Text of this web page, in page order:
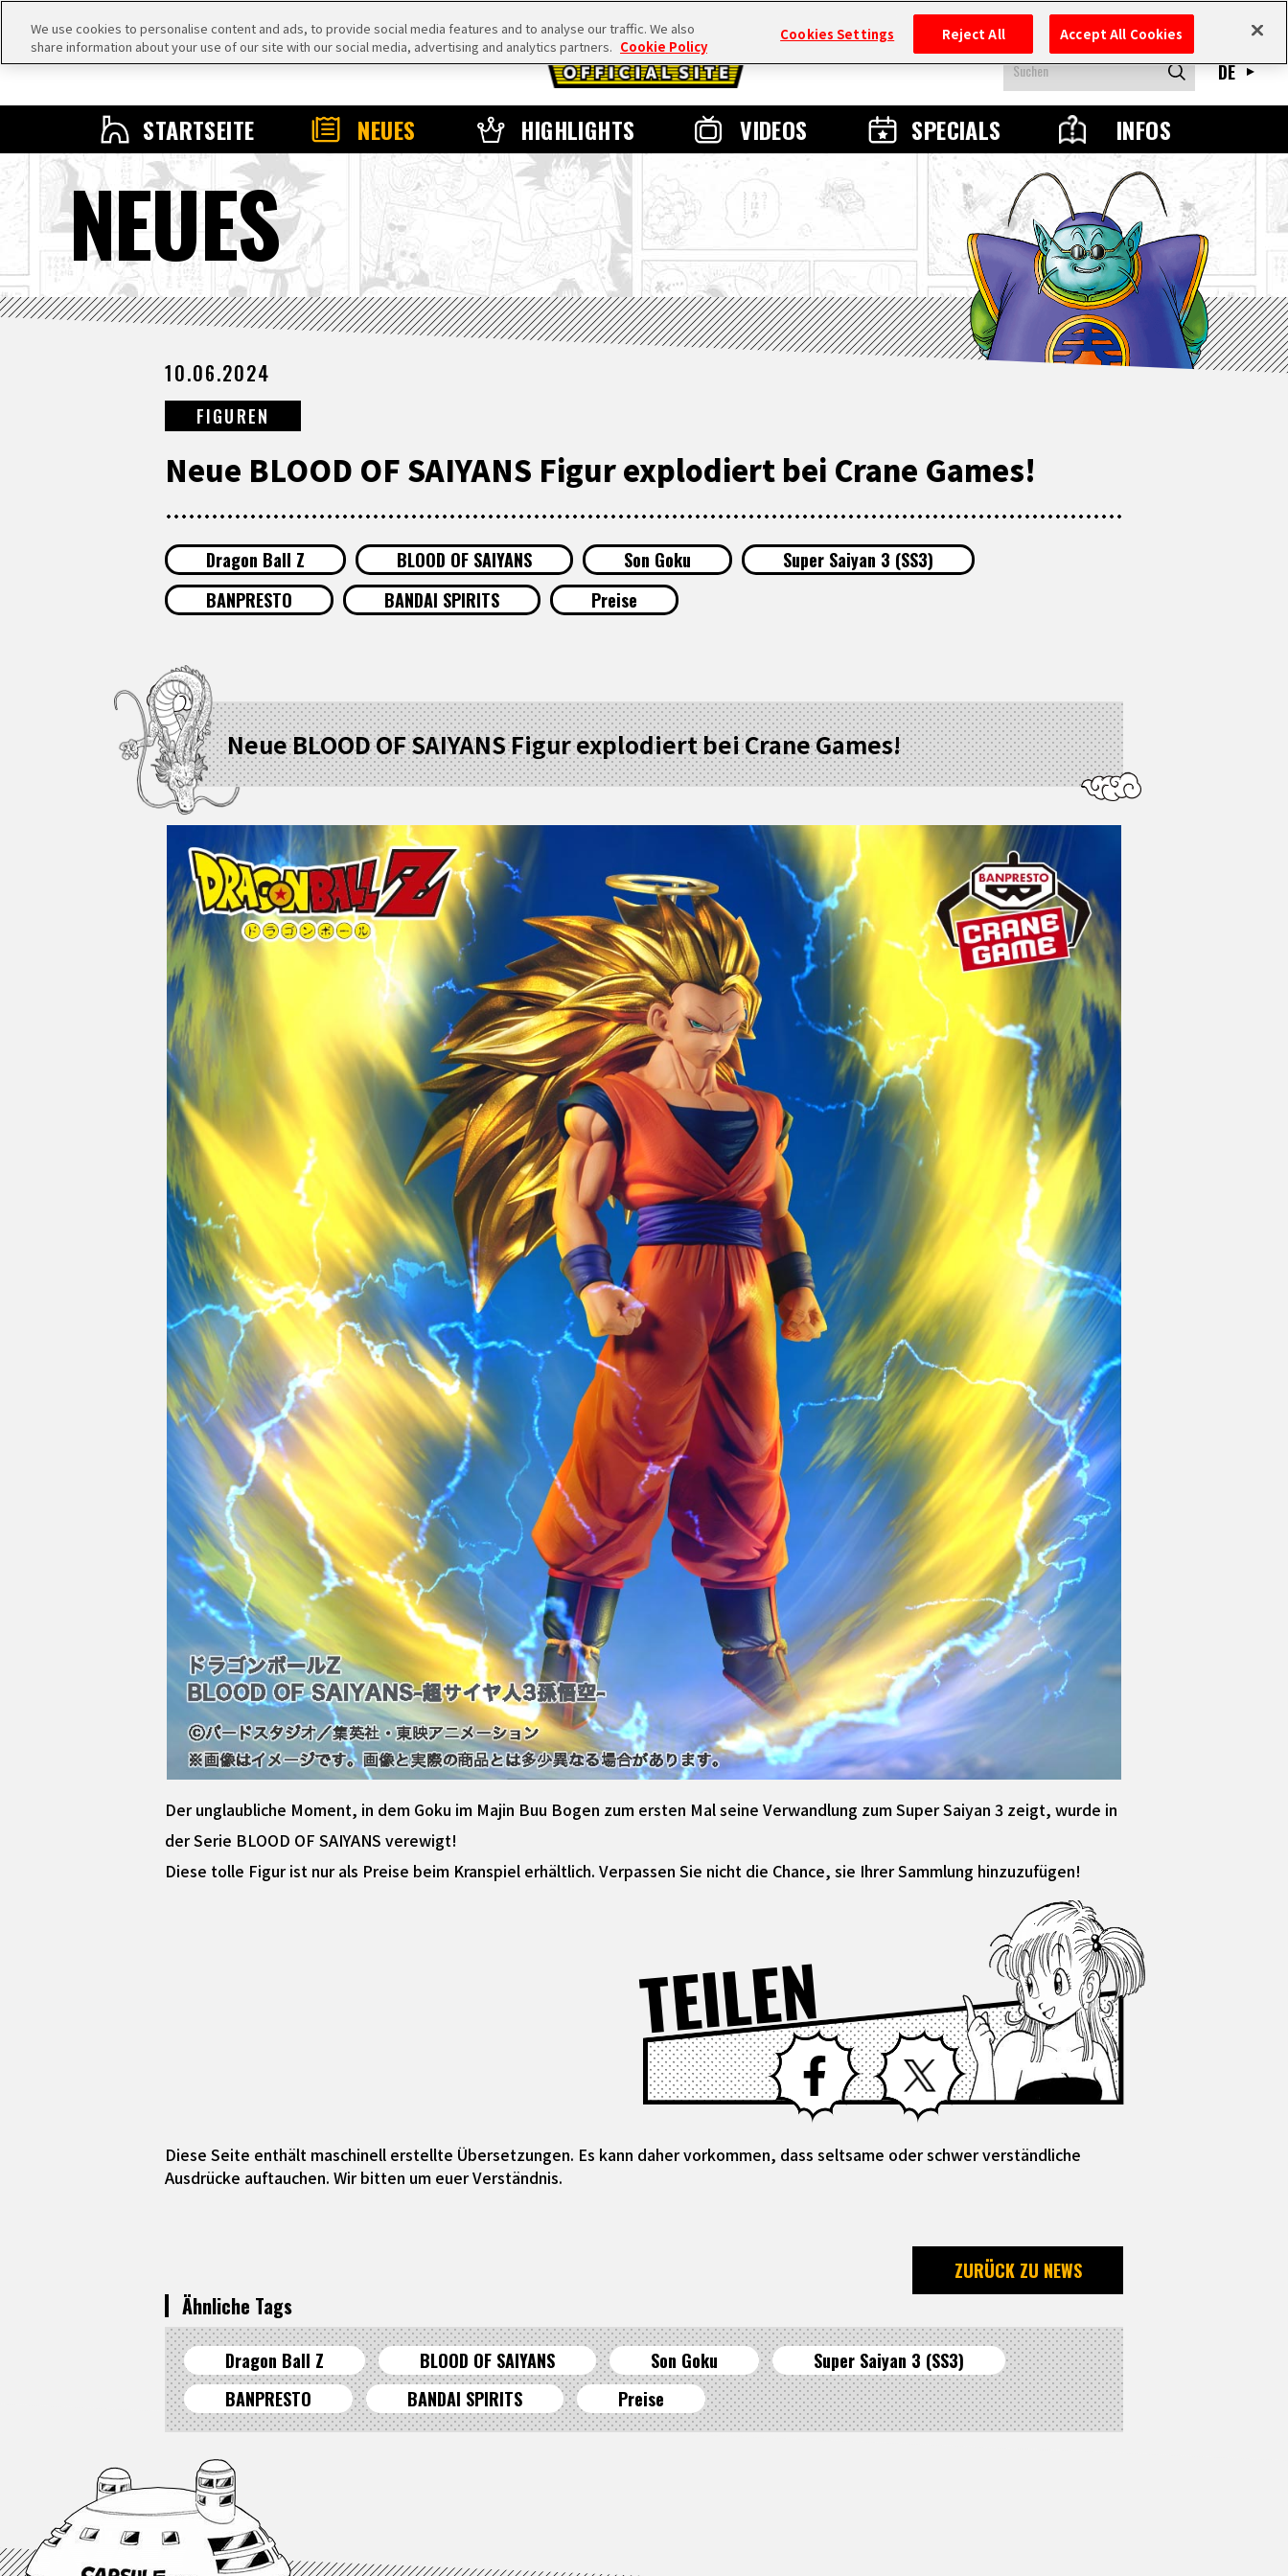
STARTSEITE NEUES HIGHLIGHTS VIDEOS SPECIALS INFOS
DE
NEUES
10.06.2024
FIGUREN
Neue BLOOD OF SAIYANS Figur explodiert bei Crane Games!
Dragon Ball Z BLOOD OF SAIYANS Son Goku
Super Saiyan 3 (SS3)
BANPRESTO
BANDAI SPIRITS Preise
Neue BLOOD OF SAIYANS Figur explodiert bei Crane Games!
Der unglaubliche Moment, in dem Goku im Majin Buu Bogen zum ersten Mal seine Verwandlung zum Super Saiyan 3 zeigt, wurde in
der Serie BLOOD OF SAIYANS verewigt!
Diese tolle Figur ist nur als Preise beim Kranspiel erhältlich. Verpassen Sie nicht die Chance, sie Ihrer Sammlung hinzuzufügen!
TEILEN Facebook X
Diese Seite enthält maschinell erstellte Übersetzungen. Es kann daher vorkommen, dass seltsame oder schwer verständliche
Ausdrücke auftauchen. Wir bitten um euer Verständnis.
ZURÜCK ZU NEWS
Ähnliche Tags
Dragon Ball Z BLOOD OF SAIYANS Son Goku
Super Saiyan 3 (SS3)
BANPRESTO
BANDAI SPIRITS Preise
We use cookies to personalise content and ads, to provide social media features and to analyse our traffic. We also
share information about your use of our site with our social media, advertising and analytics partners. Cookie Policy
Cookies Settings Reject All Accept All Cookies